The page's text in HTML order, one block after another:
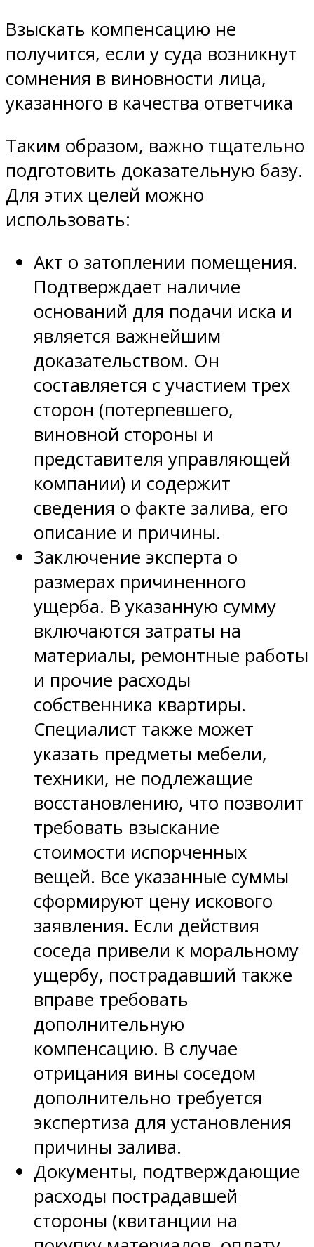
Взыскать компенсацию не
получится, если у суда возникнут
сомнения в виновности лица,
указанного в качества ответчика
Таким образом, важно тщательно
подготовить доказательную базу.
Для этих целей можно
использовать:
Акт о затоплении помещения.
Подтверждает наличие
оснований для подачи иска и
является важнейшим
доказательством. Он
составляется с участием трех
сторон (потерпевшего,
виновной стороны и
представителя управляющей
компании) и содержит
сведения о факте залива, его
описание и причины.
Заключение эксперта о
размерах причиненного
ущерба. В указанную сумму
включаются затраты на
материалы, ремонтные работы
и прочие расходы
собственника квартиры.
Специалист также может
указать предметы мебели,
техники, не подлежащие
восстановлению, что позволит
требовать взыскание
стоимости испорченных
вещей. Все указанные суммы
сформируют цену искового
заявления. Если действия
соседа привели к моральному
ущербу, пострадавший также
вправе требовать
дополнительную
компенсацию. В случае
отрицания вины соседом
дополнительно требуется
экспертиза для установления
причины залива.
Документы, подтверждающие
расходы пострадавшей
стороны (квитанции на